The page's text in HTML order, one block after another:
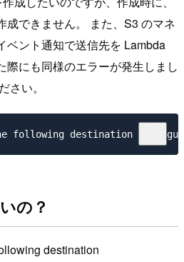
成できません。 また、S3 のマネ
ベント通知で送信先を Lambda
際にも同様のエラーが発生しまし
さい。
の？
destination